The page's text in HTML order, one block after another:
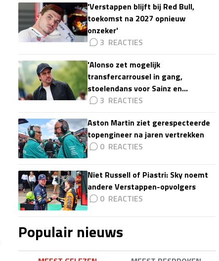
'Verstappen blijft bij Red Bull,
toekomst na 2027 opnieuw
onzeker'
3
'Alonso zet mogelijk
transfercarrousel in gang,
stoelendans voor Sainz en
Colapinto'
3
Aston Martin ziet gerespecteerde
topengineer na jaren vertrekken
0
Niet Russell of Piastri: Sky noemt
andere Verstappen-opvolgers
0
Populair nieuws